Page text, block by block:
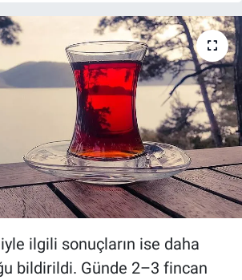
ilgili sonuçların ise daha
bildirildi. Günde 2–3 fincan